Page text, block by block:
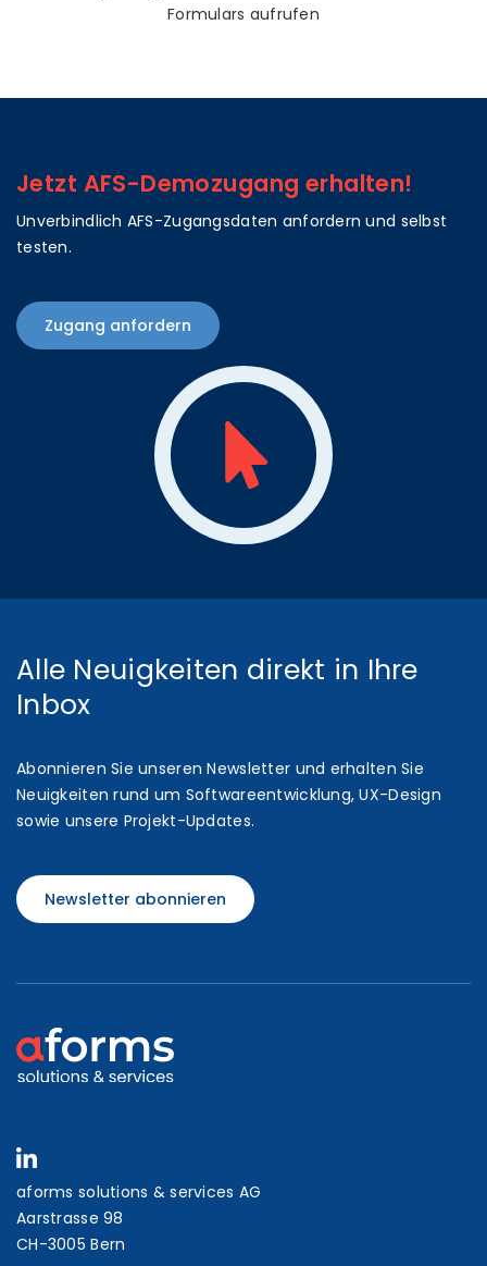
Formulars aufrufen
Jetzt AFS-Demozugang erhalten!
Unverbindlich AFS-Zugangsdaten anfordern und selbst
testen.
Zugang anfordern
Alle Neuigkeiten direkt in Ihre
Inbox
Abonnieren Sie unseren Newsletter und erhalten Sie
Neuigkeiten rund um Softwareentwicklung, UX-Design
sowie unsere Projekt-Updates.
Newsletter abonnieren
aforms solutions & services AG
Aarstrasse 98
CH-3005 Bern